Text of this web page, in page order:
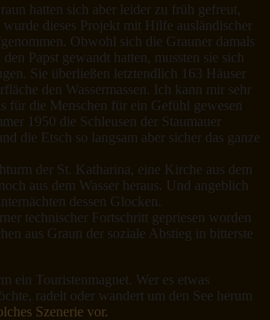
hatten sich aber leider zu früh gefreut,
dieses Projekt mit Hilfe ausländischer
Obwohl sich die Grauner damals
Papst gewandt hatten, mussten sie sich
Sie überließen letztendlich 163 Häuser
den Wassermassen. Ich kann mir sehr
für die Menschen für ein Gefühl gewesen
1950 die Schleusen der Staumauer
die Etsch so langsam aber sicher das ganze
der St. Katharina, eine Kirche aus dem
aus dem Wasser heraus. Und angeblich
dessen Glocken.
technischer Fortschritt gepriesen worden
aus Graun der soziale Abstieg in bitterste
ein Touristenmagnet. Wer es etwas
radelt oder wandert um den See herum
Szenerie vor.